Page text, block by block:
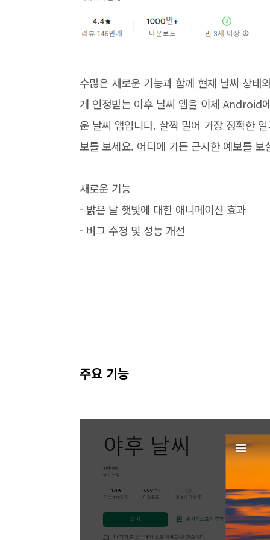
수많은 새로운 기능과 함께 현재 날씨 상태
게 인정받는 야후 날씨 앱을 이제 Android
운 날씨 앱입니다. 살짝 밀어 가장 정확한
보를 보세요. 어디에 가든 근사한 예보를 보
새로운 기능
- 밝은 날 햇빛에 대한 애니메이션 효과
- 버그 수정 및 성능 개선
주요 기능